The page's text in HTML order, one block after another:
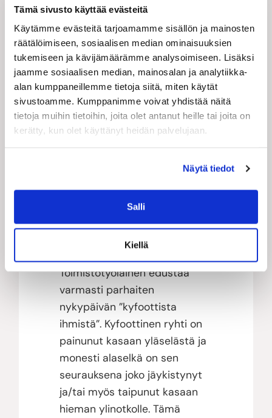
Tämä sivusto käyttää evästeitä
Käytämme evästeitä tarjoamamme sisällön ja mainosten
räätälöimiseen, sosiaalisen median ominaisuuksien
tukemiseen ja kävijämäärämme analysoimiseen. Lisäksi
jaamme sosiaalisen median, mainosalan ja analytiikka-
alan kumppaneillemme tietoja siitä, miten käytät
sivustoamme. Kumppanimme voivat yhdistää näitä
tietoja muihin tietoihin, joita olet antanut heille tai joita on
kerätty, kun olet käyttänyt heidän palvelujaan.
Näytä tiedot
Salli
Kiellä
Nivelet liikeelle
Pilates on verottajan
hyväksymä
työhyvinvointiliikuntamuoto,
joten pilatesharjoittelun kulut
Mitkä ovat pilateksen
toimistotyöläiselle?
Toimistotyöläinen edustaa
varmasti parhaiten
nykypäivän ”kyfoottista
ihmistä”. Kyfoottinen ryhti on
painunut kasaan yläselästä ja
monesti alaselkä on sen
seurauksena joko jäykistynyt
ja/tai myös taipunut kasaan
hieman ylinotkolle. Tämä